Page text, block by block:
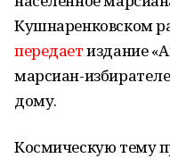
Кушнаренковском
передаетиздание
марсиан-
дому.
Космическую тему